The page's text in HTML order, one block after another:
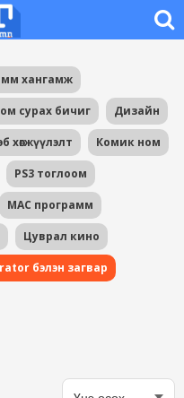
хангамж
сурах бичиг Дизайн
хөгжүүлэлт Комик ном
PS3 тоглоом
MAC программ
Цуврал кино
бэлэн загвар